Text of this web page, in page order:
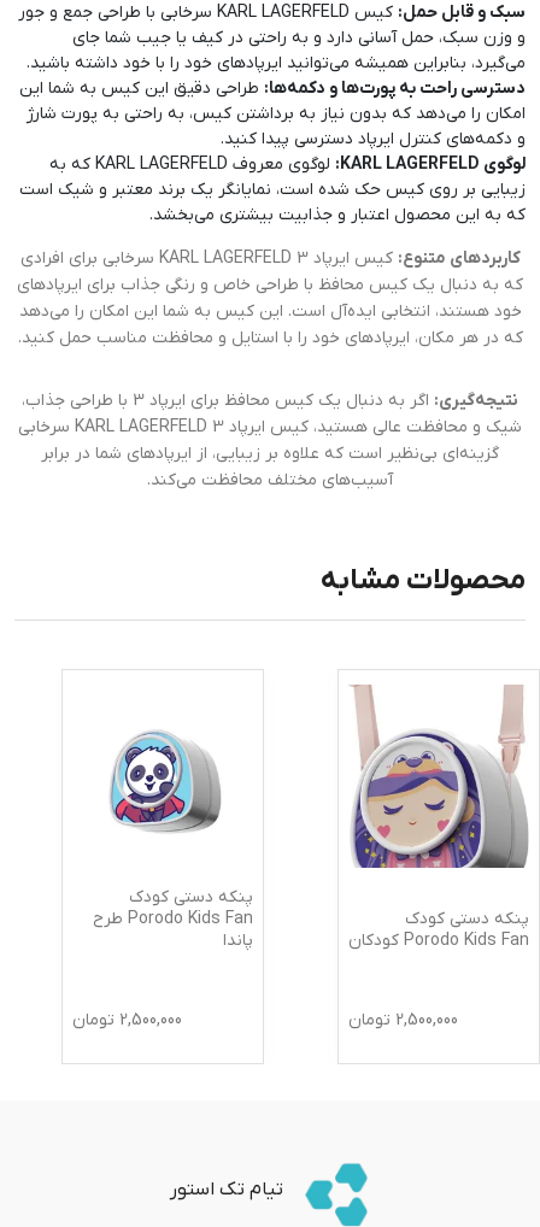
سبک و قابل حمل:
کیس KARL LAGERFELD سرخابی با طراحی جمع و جور
و وزن سبک، حمل آسانی دارد و به راحتی در کیف یا جیب شما جای
می‌گیرد، بنابراین همیشه می‌توانید ایرپادهای خود را با خود داشته باشید.
دسترسی راحت به پورت‌ها و دکمه‌ها: طراحی دقیق این کیس به شما این
امکان را می‌دهد که بدون نیاز به برداشتن کیس، به راحتی به پورت شارژ
و دکمه‌های کنترل ایرپاد دسترسی پیدا کنید.
لوگوی KARL LAGERFELD:
لوگوی معروف KARL LAGERFELD که به
زیبایی بر روی کیس حک شده است، نمایانگر یک برند معتبر و شیک است
که به این محصول اعتبار و جذابیت بیشتری می‌بخشد.
کاربردهای متنوع:
کیس ایرپاد 3 KARL LAGERFELD سرخابی برای افرادی
که به دنبال یک کیس محافظ با طراحی خاص و رنگی جذاب برای ایرپادهای
خود هستند، انتخابی ایده‌آل است. این کیس به شما این امکان را می‌دهد
که در هر مکان، ایرپادهای خود را با استایل و محافظت مناسب حمل کنید.
نتیجه‌گیری:
اگر به دنبال یک کیس محافظ برای ایرپاد 3 با طراحی جذاب،
شیک و محافظت عالی هستید، کیس ایرپاد 3 KARL LAGERFELD سرخابی
گزینه‌ای بی‌نظیر است که علاوه بر زیبایی، از ایرپادهای شما در برابر
آسیب‌های مختلف محافظت می‌کند.
محصولات مشابه
پنکه دستی کودک
Porodo Kids Fan کودکان
2,500,000 تومان
پنکه دستی کودک
Porodo Kids Fan طرح
پاندا
2,500,000 تومان
تیام تک استور